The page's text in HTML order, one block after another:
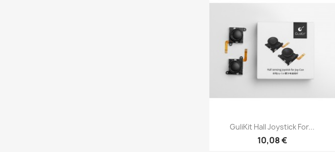
Aperçu rapide
GuliKit Hall Joystick For...
10,08 €